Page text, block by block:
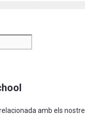
amb els